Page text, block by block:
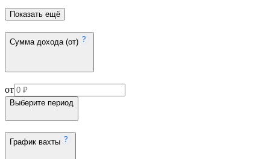
Показать ещё
Сумма дохода (от)
от
Выберите период
График вахты